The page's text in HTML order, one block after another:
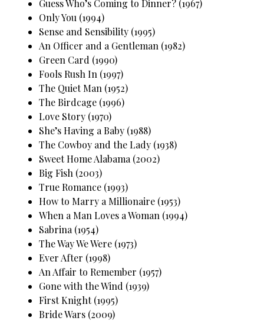
Guess Who’s Coming to Dinner? (1967)
Only You (1994)
Sense and Sensibility (1995)
An Officer and a Gentleman (1982)
Green Card (1990)
Fools Rush In (1997)
The Quiet Man (1952)
The Birdcage (1996)
Love Story (1970)
She’s Having a Baby (1988)
The Cowboy and the Lady (1938)
Sweet Home Alabama (2002)
Big Fish (2003)
True Romance (1993)
How to Marry a Millionaire (1953)
When a Man Loves a Woman (1994)
Sabrina (1954)
The Way We Were (1973)
Ever After (1998)
An Affair to Remember (1957)
Gone with the Wind (1939)
First Knight (1995)
Bride Wars (2009)